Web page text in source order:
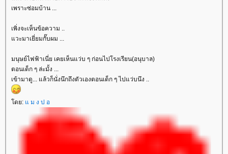
เพราะซ่อมบ้าน ...
เพิ่งจะเห็นข้อความ ..
วะมาเยี่ยมกั๊บผม ...
มนุษย์ไฟฟ้าเนี่ย เคยเห็นแว่บ ๆ ก่อนไปโรงเรียน(อนุบาล)
ตอนเด็ก ๆ ล่ะมั้ง ...
เข้ามาดู... แล้วก็นั่งนึกถึงตัวเองตอนเด็ก ๆ ไปแว่บนึง ..
ดย: ม ง ป อ